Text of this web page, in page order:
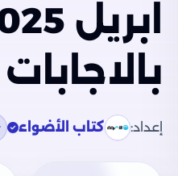
بالاجابات
إعداد: كتاب الأضواء